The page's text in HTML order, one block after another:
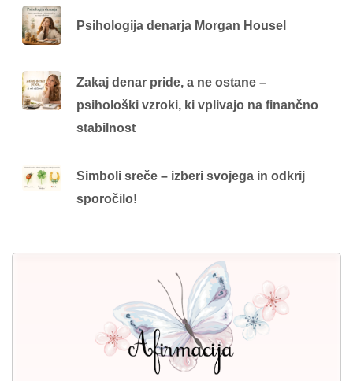
Psihologija denarja Morgan Housel
Zakaj denar pride, a ne ostane –
psihološki vzroki, ki vplivajo na finančno
stabilnost
Simboli sreče – izberi svojega in odkrij
sporočilo!